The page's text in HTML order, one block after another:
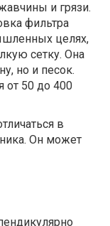
и грязи.
фильтра
целях,
сетку. Она
но и песок.
от 50 до 400
в
Он может